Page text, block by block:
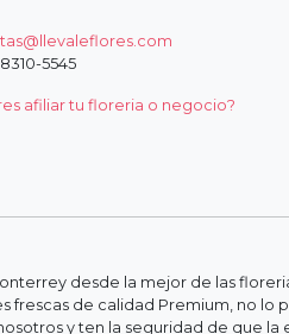
8310-5545
afiliar tu floreria o negocio?
desde la mejor de las
frescas de calidad Premium, no lo
y ten la seguridad de que la